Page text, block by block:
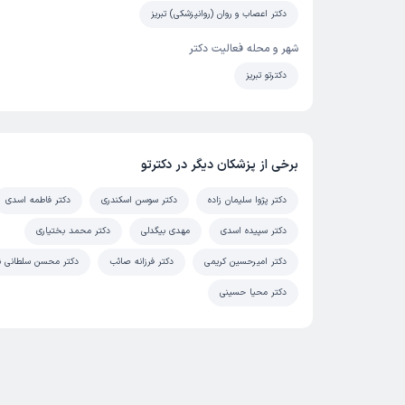
دکتر اعصاب و روان (روانپزشکی) تبریز
شهر و محله فعالیت دکتر
دکترتو تبریز
برخی از پزشکان دیگر در دکترتو
دکتر پژوا سلیمان زاده دکتر سوسن اسکندری دکتر فاطمه اسدی
دکتر سپیده اسدی مهدی بیگدلی دکتر محمد بختیاری
دکتر امیرحسین کریمی دکتر فرزانه صائب دکتر محسن سلطانی
دکتر محیا حسینی